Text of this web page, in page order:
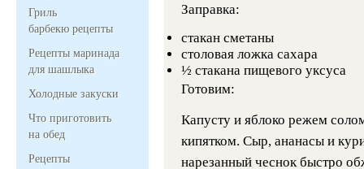
Гриль
барбекю рецепты
Рецепты маринада
для шашлыка
Холодные закуски
Что приготовить
на обед
Рецепты
Заправка:
стакан сметаны
столовая ложка сахара
½ стакана пищевого уксуса
Готовим:
Капусту и яблоко режем
кипятком. Сыр, ананасы и
нарезанный чеснок быстро